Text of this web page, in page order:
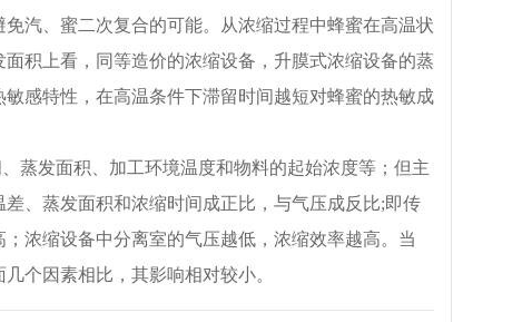
汽、蜜二次复合的可能。从浓缩过程中蜂蜜在高温状
积上看，同等造价的浓缩设备，升膜式浓缩设备的蒸
感特性，在高温条件下滞留时间越短对蜂蜜的热敏成
蒸发面积、加工环境温度和物料的起始浓度等；但主
、蒸发面积和浓缩时间成正比，与气压成反比;即传
浓缩设备中分离室的气压越低，浓缩效率越高。当
个因素相比，其影响相对较小。